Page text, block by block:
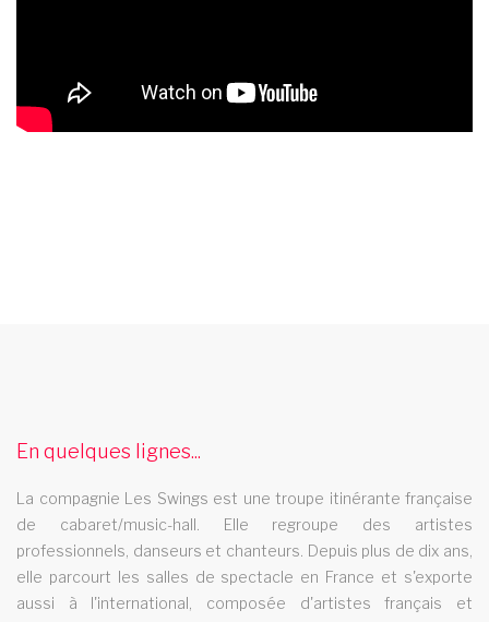
Le cabaret Les Swings se deplace dans le departement 46
spectacle music hall nord pas de calais
Le spectacle music hall Les Swings se deplace dans la region
nord pas de calais
spectacle music hall nievre 58
En quelques lignes...
La compagnie Les Swings est une troupe itinérante française
de cabaret/music-hall. Elle regroupe des artistes
professionnels, danseurs et chanteurs. Depuis plus de dix ans,
elle parcourt les salles de spectacle en France et s'exporte
aussi à l'international, composée d'artistes français et